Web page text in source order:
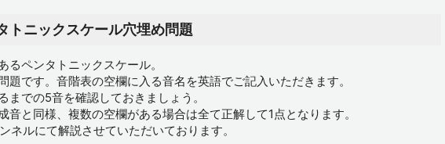
ニックスケール穴埋め問題
るペンタトニックスケール。
題です。音階表の空欄に入る音名を英語でご記入いただきます。
までの5音を確認しておきましょう。
音と同様、複数の空欄がある場合は全て正解して1点となります。
ネルにて解説させていただいております。